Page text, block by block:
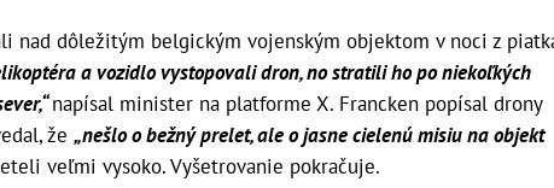
nad dôležitým belgickým vojenským objektom v noci z
a vozidlo vystopovali dron, no stratili ho po niekoľkých
napísal minister na platforme X. Francken popísal drony
že „nešlo o bežný prelet, ale o jasne cielenú misiu na objekt
veľmi vysoko. Vyšetrovanie pokračuje.